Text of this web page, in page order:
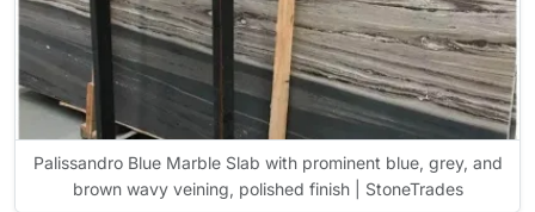
Palissandro Blue Marble Slab with prominent blue, grey, and
brown wavy veining, polished finish | StoneTrades